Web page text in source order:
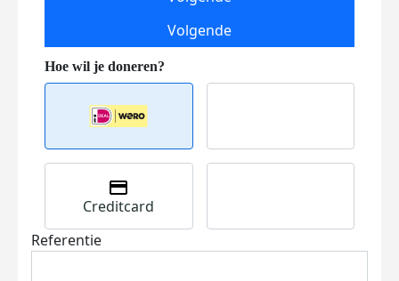
Volgende
Creditcard
Referentie